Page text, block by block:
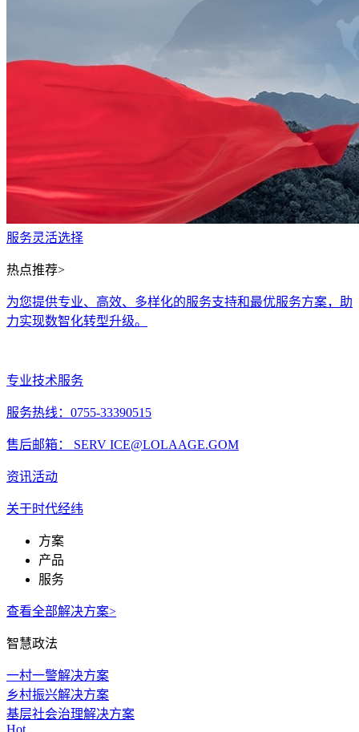
服务灵活选择
热点推荐>
为您提供专业、高效、多样化的服务支持和最优服务方案，助
力实现数智化转型升级。
专业技术服务
服务热线：0755-33390515
售后邮箱： SERV ICE@LOLAAGE.GOM
资讯活动
关于时代经纬
方案
产品
服务
查看全部解决方案>
智慧政法
一村一警解决方案
乡村振兴解决方案
基层社会治理解决方案
Hot